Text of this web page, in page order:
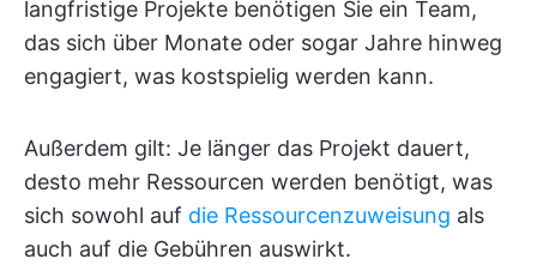
langfristige Projekte benötigen Sie ein Team,
das sich über Monate oder sogar Jahre hinweg
engagiert, was kostspielig werden kann.
Außerdem gilt: Je länger das Projekt dauert,
desto mehr Ressourcen werden benötigt, was
sich sowohl auf die Ressourcenzuweisung als
auch auf die Gebühren auswirkt.